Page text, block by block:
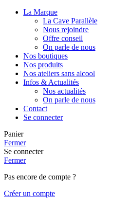
La Marque
La Cave Parallèle
Nous rejoindre
Offre conseil
On parle de nous
Nos boutiques
Nos produits
Nos ateliers sans alcool
Infos & Actualités
Nos actualités
On parle de nous
Contact
Se connecter
Panier
Fermer
Se connecter
Fermer
Pas encore de compte ?
Créer un compte